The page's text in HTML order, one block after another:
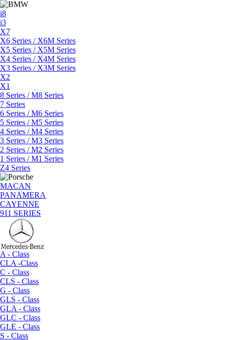
i8
i3
X7
X6 Series / X6M Series
X5 Series / X5M Series
X4 Series / X4M Series
X3 Series / X3M Series
X2
X1
8 Series / M8 Series
7 Series
6 Series / M6 Series
5 Series / M5 Series
4 Series / M4 Series
3 Series / M3 Series
2 Series / M2 Series
1 Series / M1 Series
Z4 Series
MACAN
PANAMERA
CAYENNE
911 SERIES
A - Class
CLA -Class
C - Class
CLS - Class
G - Class
GLS - Class
GLA - Class
GLC - Class
GLE - Class
S - Class